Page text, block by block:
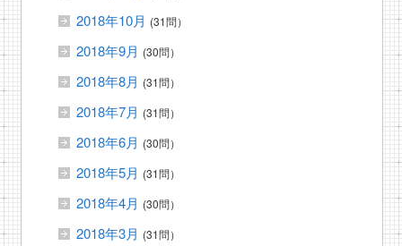
2018年10月 (31問）
2018年9月 (30問）
2018年8月 (31問）
2018年7月 (31問）
2018年6月 (30問）
2018年5月 (31問）
2018年4月 (30問）
2018年3月 (31問）